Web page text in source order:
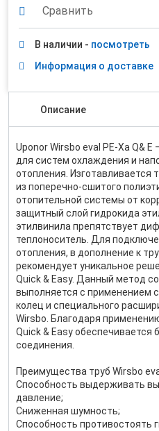
Сравнить
В наличии - посмотреть
Информация о доставке
Описание
Uponor Wirsbo eval PE-Xa Q&
для систем охлаждения и
отопления. Изготавливается
из поперечно-сшитого
отопительной системы от
защитный слой гидрокида
этилвинила препятствует
теплоноситель. Для
отопления, в дополнение к
рекомендует уникальное
Quick & Easy. Данный метод
выполняется с применением
колец и специального
Wirsbo. Благодаря
Quick & Easy обеспечивается
соединения.
Преимущества труб Wirsbo
Способность выдерживать
давление;
Сниженная шумность;
Способность противостоять